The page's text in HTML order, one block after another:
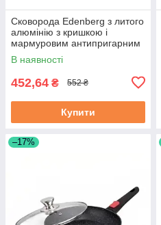
Сковорода Edenberg з литого
алюмінію з кришкою і
мармуровим антипригарним
покриттям 18 см (EB-7451)
В наявності
452,64 ₴ 552 ₴
Купити
–17%